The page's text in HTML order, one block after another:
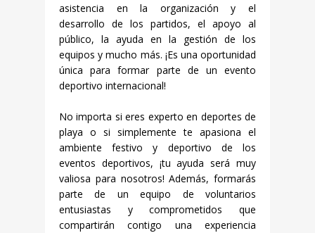
asistencia en la organización y el
desarrollo de los partidos, el apoyo al
público, la ayuda en la gestión de los
equipos y mucho más. ¡Es una oportunidad
única para formar parte de un evento
deportivo internacional!
No importa si eres experto en deportes de
playa o si simplemente te apasiona el
ambiente festivo y deportivo de los
eventos deportivos, ¡tu ayuda será muy
valiosa para nosotros! Además, formarás
parte de un equipo de voluntarios
entusiastas y comprometidos que
compartirán contigo una experiencia